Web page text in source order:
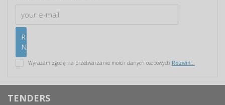
Wyrażam zgodę na przetwarzanie moich danych osobowych Rozwiń...
TENDERS